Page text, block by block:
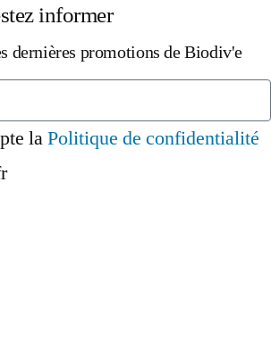
informer
dernières promotions de Biodiv'e
laPolitique de confidentialité